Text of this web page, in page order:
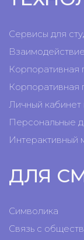
Сервисы для
Корпоративная
Корпоративная
Личный
Персональные
Интерактивный
ДЛЯ
Символика
Связь с